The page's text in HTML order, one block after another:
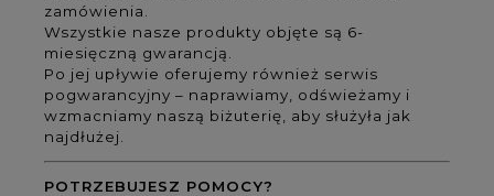
zamówienia.
Wszystkie nasze produkty objęte są 6-
miesięczną gwarancją.
Po jej upływie oferujemy również serwis
pogwarancyjny – naprawiamy, odświeżamy i
wzmacniamy naszą biżuterię, aby służyła jak
najdłużej.
POTRZEBUJESZ POMOCY?